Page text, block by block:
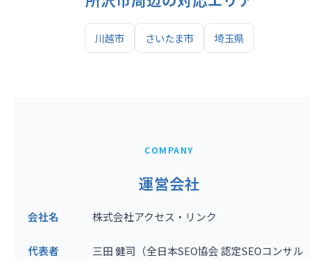
川越市 さいたま市 埼玉県
COMPANY
運営会社
会社名 株式会社アクセス・リンク
代表者
三田 健司（全日本SEO協会 認定SEOコンサル